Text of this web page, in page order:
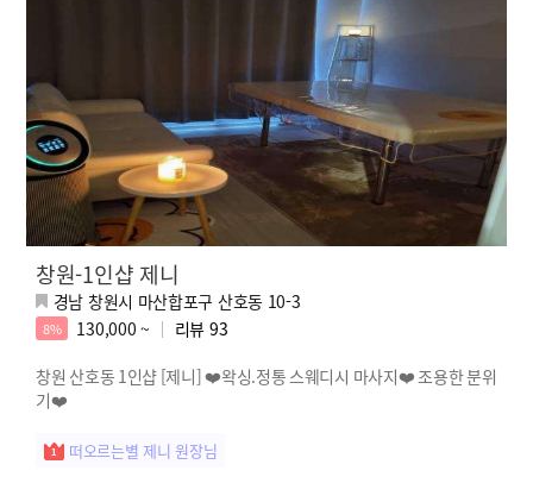
창원-1인샵 제니
경남 창원시 마산합포구 산호동 10-3
8% 130,000 ~ 리뷰 93
창원 산호동 1인샵 [제니] ❤️왁싱.정통 스웨디시 마사지❤️ 조용한 분위
기❤️
떠오르는별 제니 원장님